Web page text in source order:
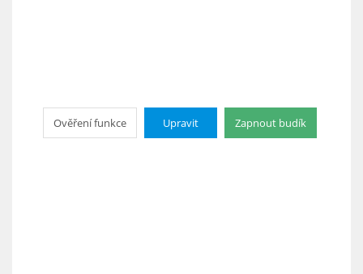
Ověření funkce Upravit Zapnout budík